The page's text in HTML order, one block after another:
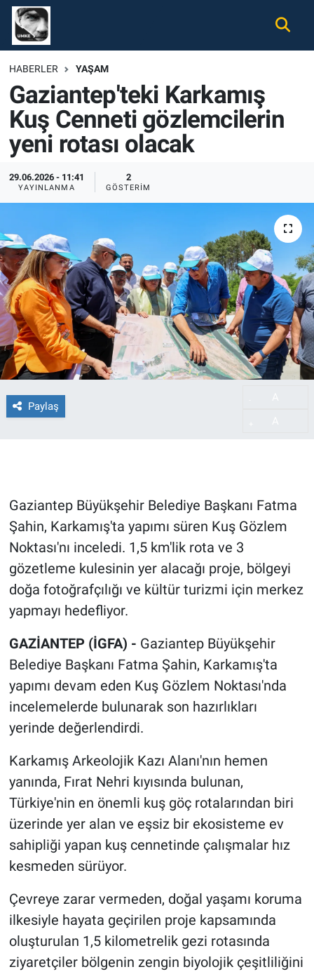
HABERLER YAŞAM
Gaziantep'teki Karkamış
Kuş Cenneti gözlemcilerin
yeni rotası olacak
29.06.2026 - 11:41
YAYINLANMA
2
GÖSTERIM
Paylaş
Gaziantep Büyükşehir Belediye Başkanı Fatma
Şahin, Karkamış'ta yapımı süren Kuş Gözlem
Noktası'nı inceledi. 1,5 km'lik rota ve 3
gözetleme kulesinin yer alacağı proje, bölgeyi
doğa fotoğrafçılığı ve kültür turizmi için merkez
yapmayı hedefliyor.
GAZİANTEP (İGFA) - Gaziantep Büyükşehir
Belediye Başkanı Fatma Şahin, Karkamış'ta
yapımı devam eden Kuş Gözlem Noktası'nda
incelemelerde bulunarak son hazırlıkları
yerinde değerlendirdi.
Karkamış Arkeolojik Kazı Alanı'nın hemen
yanında, Fırat Nehri kıyısında bulunan,
Türkiye'nin en önemli kuş göç rotalarından biri
üzerinde yer alan ve eşsiz bir ekosisteme ev
sahipliği yapan kuş cennetinde çalışmalar hız
kesmeden sürüyor.
Çevreye zarar vermeden, doğal yaşamı koruma
ilkesiyle hayata geçirilen proje kapsamında
oluşturulan 1,5 kilometrelik gezi rotasında
ziyaretçiler bölgenin zengin biyolojik çeşitliliğini
Gündem
Ekonomi
Spor
Tüm Haberler
İletişim
Künye
Nöbetçi Eczaneler
Hava Durumu
Namaz Vakitleri
Süper Lig Puan Durumu ve Fikstür
Tüm Manşetler
Son Dakika Haberleri
Haber Arşivi